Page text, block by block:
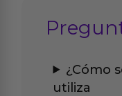
¿Cómo
utiliza